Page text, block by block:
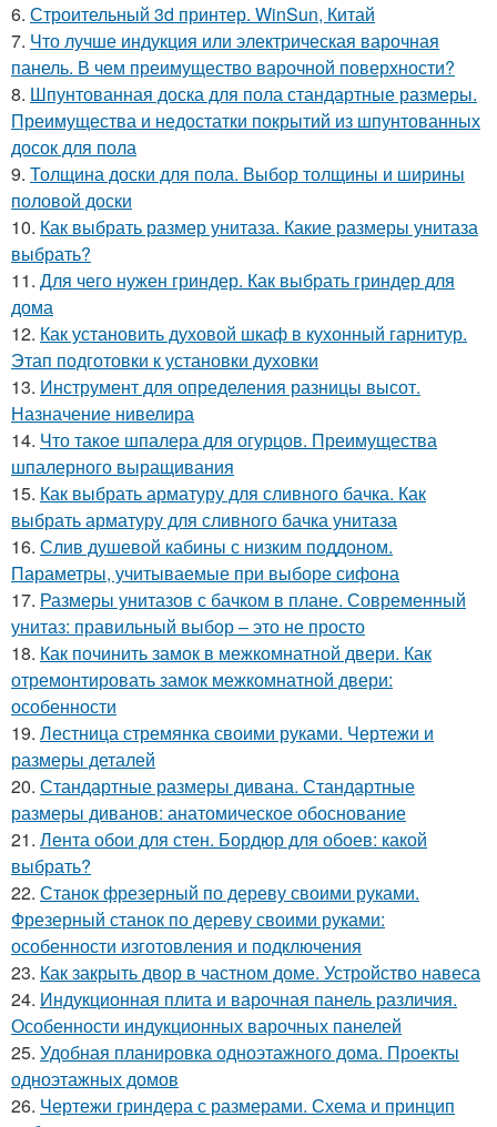
6. Строительный 3d принтер. WinSun, Китай
7. Что лучше индукция или электрическая варочная
панель. В чем преимущество варочной поверхности?
8. Шпунтованная доска для пола стандартные размеры.
Преимущества и недостатки покрытий из шпунтованных
досок для пола
9. Толщина доски для пола. Выбор толщины и ширины
половой доски
10. Как выбрать размер унитаза. Какие размеры унитаза
выбрать?
11. Для чего нужен гриндер. Как выбрать гриндер для
дома
12. Как установить духовой шкаф в кухонный гарнитур.
Этап подготовки к установки духовки
13. Инструмент для определения разницы высот.
Назначение нивелира
14. Что такое шпалера для огурцов. Преимущества
шпалерного выращивания
15. Как выбрать арматуру для сливного бачка. Как
выбрать арматуру для сливного бачка унитаза
16. Слив душевой кабины с низким поддоном.
Параметры, учитываемые при выборе сифона
17. Размеры унитазов с бачком в плане. Современный
унитаз: правильный выбор – это не просто
18. Как починить замок в межкомнатной двери. Как
отремонтировать замок межкомнатной двери:
особенности
19. Лестница стремянка своими руками. Чертежи и
размеры деталей
20. Стандартные размеры дивана. Стандартные
размеры диванов: анатомическое обоснование
21. Лента обои для стен. Бордюр для обоев: какой
выбрать?
22. Станок фрезерный по дереву своими руками.
Фрезерный станок по дереву своими руками:
особенности изготовления и подключения
23. Как закрыть двор в частном доме. Устройство навеса
24. Индукционная плита и варочная панель различия.
Особенности индукционных варочных панелей
25. Удобная планировка одноэтажного дома. Проекты
одноэтажных домов
26. Чертежи гриндера с размерами. Схема и принцип